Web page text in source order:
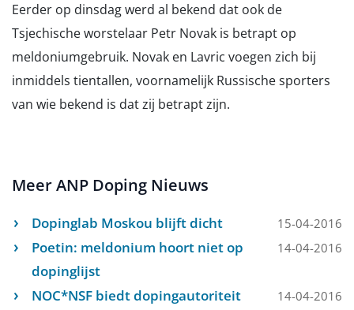
Eerder op dinsdag werd al bekend dat ook de
Tsjechische worstelaar Petr Novak is betrapt op
meldoniumgebruik. Novak en Lavric voegen zich bij
inmiddels tientallen, voornamelijk Russische sporters
van wie bekend is dat zij betrapt zijn.
Meer ANP Doping Nieuws
Dopinglab Moskou blijft dicht 15-04-2016
Poetin: meldonium hoort niet op
dopinglijst
14-04-2016
NOC*NSF biedt dopingautoriteit
14-04-2016